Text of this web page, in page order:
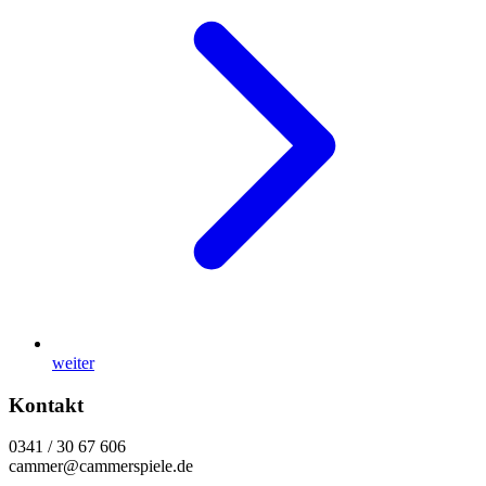
weiter
Kontakt
0341 / 30 67 606
cammer@cammerspiele.de